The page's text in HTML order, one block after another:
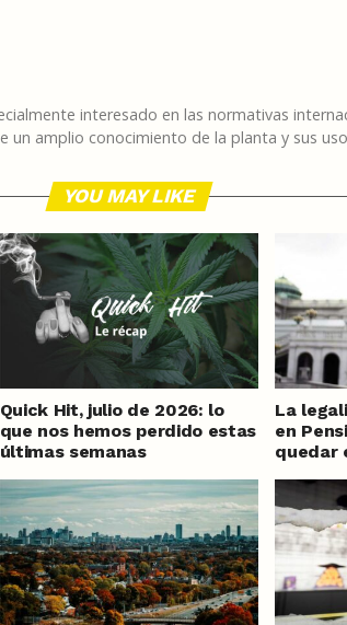
interesado en las normativas
un amplio conocimiento de la planta y sus
YOU MAY LIKE
Quick Hit, julio de 2026: lo
que nos hemos perdido estas
últimas semanas
La
en
quedar